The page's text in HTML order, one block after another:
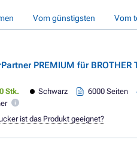
Vom günstigsten Vom
PREMIUM für
Stk. Schwarz 6000 Seiten
ist das Produkt geeignet?